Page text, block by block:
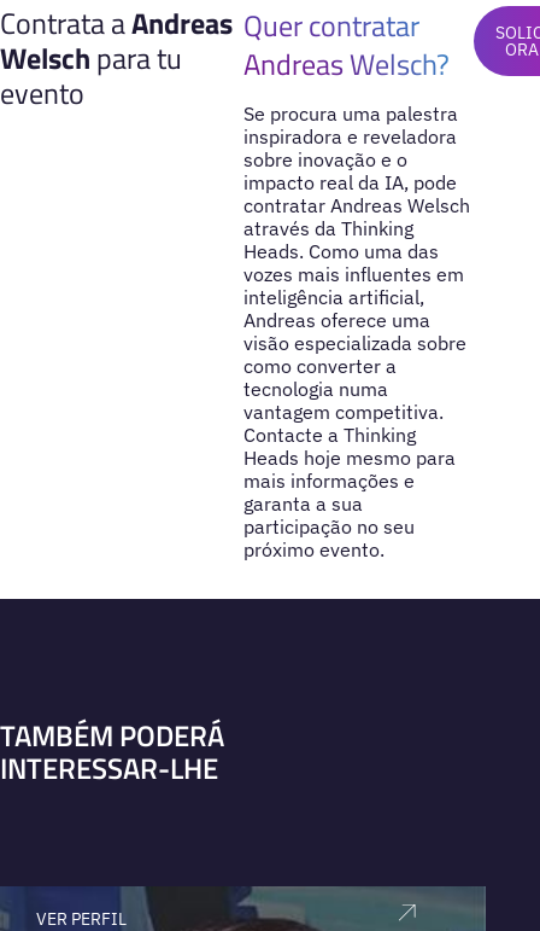
Contrata aAndreas
Welschpara tu
evento
Quer contratar
Andreas Welsch?
Se procura uma palestra
inspiradora e reveladora
sobre inovação e o
impacto real da IA, pode
contratar Andreas Welsch
através da Thinking
Heads. Como uma das
vozes mais influentes em
inteligência artificial,
Andreas oferece uma
visão especializada sobre
como converter a
tecnologia numa
vantagem competitiva.
Contacte a Thinking
Heads hoje mesmo para
mais informações e
garanta a sua
participação no seu
próximo evento.
TAMBÉM PODERÁ
INTERESSAR-LHE
VER PERFIL